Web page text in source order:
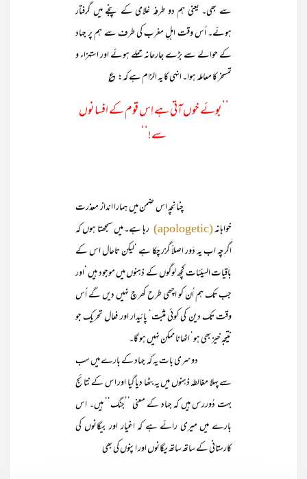
سے بھی۔ یعنی ہم دو طرفہ غلامی کے پنجے میں گرفتار
ہوئے۔ اُس وقت اہلِ مغرب کی طرف سے ہم پر جہاد
کے حوالے سے بڑے جارحانہ حملے ہوئے اور استہزاء و
تمسخر کا معاملہ ہوا۔ انہی کا یہ الزام ہے کہ: ؏
’’بوئے خوں آتی ہے اِس قوم کے افسانوں
سے!‘‘
چنانچہ اس ضمن میں ہمارا انداز معذرت
خواہانہ(apologetic)
رہا ہے۔ میں سمجھتا ہوں کہ
اگرچہ اب یہ دَور اصلاً گزر چکا ہے ‘لیکن تاحال اس کے
باقیات السیّئات کچھ لوگوں کے ذہنوں میں موجود ہیں ‘اور
جب تک ہم اُن کو اچھی طرح کھرچ نہیں دیں گے اُس
وقت تک دین کی کوئی مثبت‘ پائیدار اور فعال تحریک جو
نتیجہ خیز بھی ہو‘ اٹھانا ممکن نہیں ہو گا۔
دوسری بات یہ کہ جہاد کے بارے میں سب
سے پہلا مغالطہ ذہنوں میں یہ بٹھا دیا گیا اور اس کے نتائج
بہت دُوررس ہیں کہ جہاد کے معنی ’’جنگ‘‘ ہیں۔ اس
بارے میں میری رائے ہے کہ اغیار اور بیگانوں کی
کارستانی کے ساتھ ساتھ یگانوں اور اپنوں کی بھی